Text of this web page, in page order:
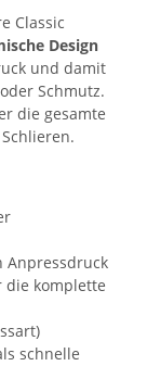
Classic
Design
und damit
Schmutz.
die gesamte
Anpressdruck
die komplette
schnelle